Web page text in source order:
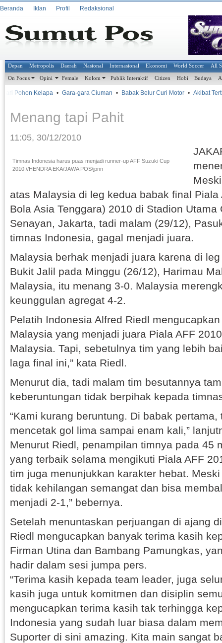
Beranda Iklan Profil Redaksional
Depan Metropolis Daerah Nasional Internasional Ekonomi World Soccer All
On Focus Opini Female Kolom Publik Interaktif Citizen Hobi Budaya
Pohon Kelapa • Gara-gara Ciuman • Babak Belur Curi Motor • Akibat
Menang tapi Pahit
11:05, 30/12/2010
Timnas Indonesia harus puas menjadi runner-up AFF Suzuki Cup
2010.//HENDRA EKA/JAWA POS/jpnn
atas Malaysia di leg kedua babak final
Bola Asia Tenggara) 2010 di Stadion Utama
Senayan, Jakarta, tadi malam (29/12),
timnas Indonesia, gagal menjadi juara.
Malaysia berhak menjadi juara karena di
Bukit Jalil pada Minggu (26/12), Harimau
Malaysia, itu menang 3-0. Malaysia
keunggulan agregat 4-2.
Pelatih Indonesia Alfred Riedl
Malaysia yang menjadi juara Piala AFF
Malaysia. Tapi, sebetulnya tim yang lebih
laga final ini,” kata Riedl.
Menurut dia, tadi malam tim besutannya
keberuntungan tidak berpihak kepada
“Kami kurang beruntung. Di babak
mencetak gol lima sampai enam kali,”
Menurut Riedl, penampilan timnya pada 45
yang terbaik selama mengikuti Piala AFF
tim juga menunjukkan karakter hebat.
tidak kehilangan semangat dan bisa
menjadi 2-1,” bebernya.
Setelah menuntaskan perjuangan di ajang
Riedl mengucapkan banyak terima kasih
Firman Utina dan Bambang Pamungkas,
hadir dalam sesi jumpa pers.
“Terima kasih kepada team leader, juga
kasih juga untuk komitmen dan disiplin
mengucapkan terima kasih tak terhingga
Indonesia yang sudah luar biasa dalam
Suporter di sini amazing. Kita main sangat